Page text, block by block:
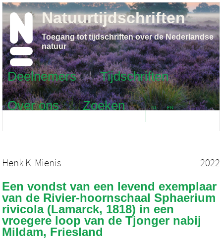
Deelnemers
Tijdschriften
Over ons
Zoeken NL EN
Natuurtijdschriften
Toegang tot tijdschriften over de Nederlandse
natuur
Henk K. Mienis 2022
Een vondst van een levend exemplaar
van de Rivier-hoornschaal Sphaerium
rivicola (Lamarck, 1818) in een
vroegere loop van de Tjonger nabij
Mildam, Friesland